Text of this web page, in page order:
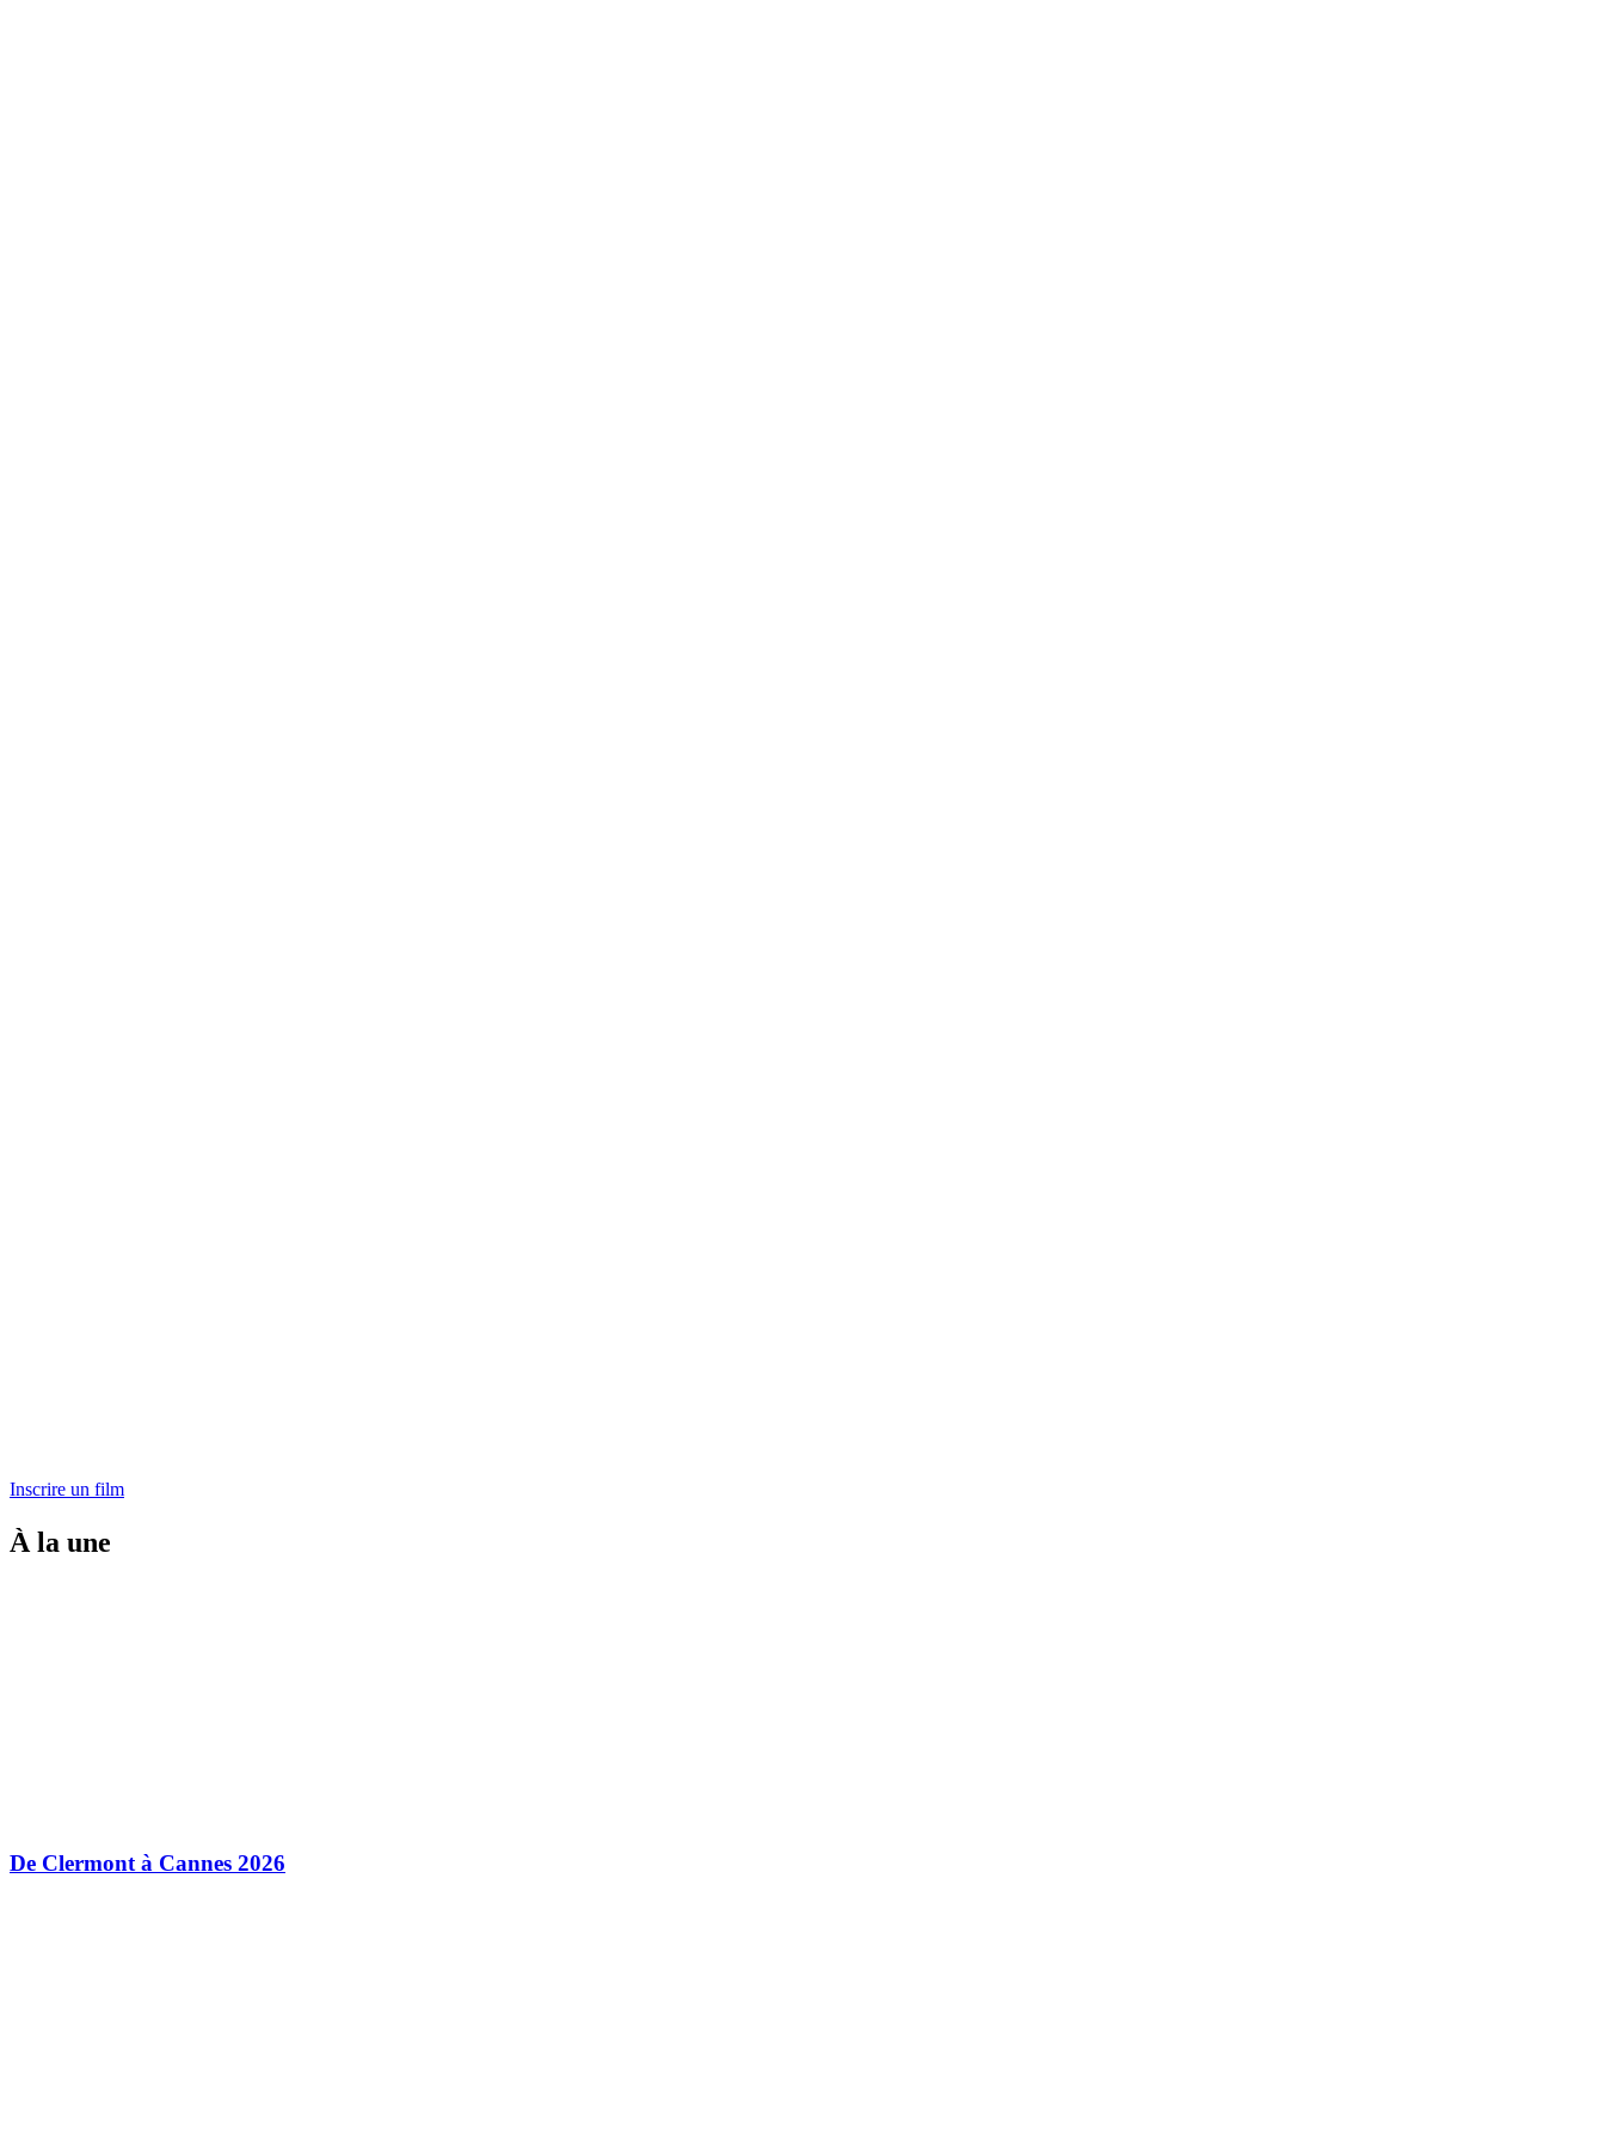
Inscrire un film
À la une
De Clermont à Cannes 2026